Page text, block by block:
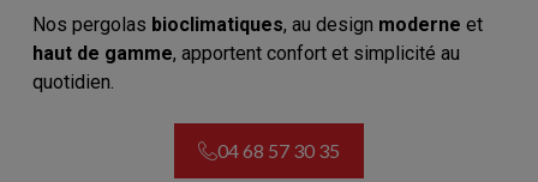
Nos pergolas bioclimatiques, au design moderne et
haut de gamme, apportent confort et simplicité au
quotidien.
04 68 57 30 35